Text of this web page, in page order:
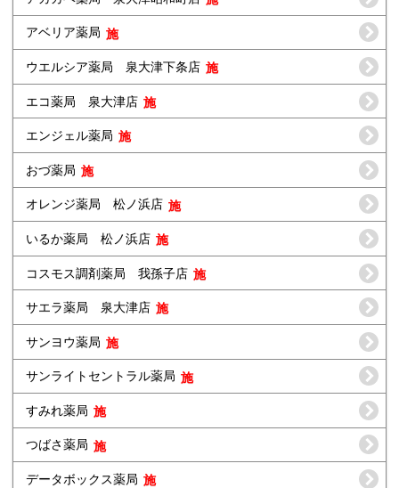
アベリア薬局
ウエルシア薬局 泉大津下条店
エコ薬局 泉大津店
エンジェル薬局
おづ薬局
オレンジ薬局 松ノ浜店
いるか薬局 松ノ浜店
コスモス調剤薬局 我孫子店
サエラ薬局 泉大津店
サンヨウ薬局
サンライトセントラル薬局
すみれ薬局
つばさ薬局
データボックス薬局